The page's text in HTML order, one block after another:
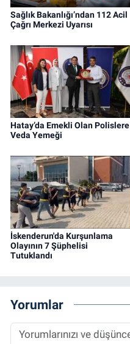
Sağlık Bakanlığı’ndan 112 Acil
Çağrı Merkezi Uyarısı
Hatay’da Emekli Olan Polislere
Veda Yemeği
İskenderun'da Kurşunlama
Olayının 7 Şüphelisi
Tutuklandı
Yorumlar